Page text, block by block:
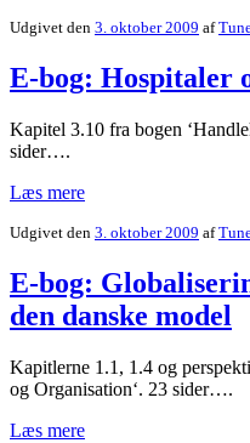
Udgivet den 3. oktober 2009 af
E-bog: Hospitaler
Kapitel 3.10 fra bogen
sider….
Læs mere
Udgivet den 3. oktober 2009 af
E-bog:
den danske model
Kapitlerne 1.1, 1.4 og
og Organisation‘. 23 sider….
Læs mere